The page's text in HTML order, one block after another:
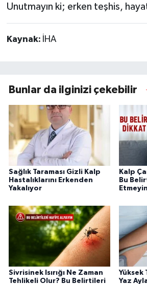
Unutmayın ki; erken teşhis,
Kaynak: İHA
Bunlar da ilginizi çekebilir
Sağlık Taraması Gizli Kalp
Hastalıklarını Erkenden
Yakalıyor
Kalp
Bu
Etmeyin
Sivrisinek Isırığı Ne Zaman
Tehlikeli Olur? Bu Belirtileri
Yüksek
Yaz